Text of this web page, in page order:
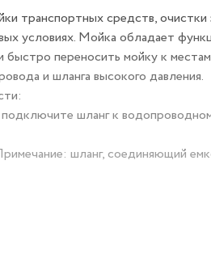
транспортных средств, очистки
условиях. Мойка обладает
быстро переносить мойку к
и шланга высокого давления.
шланг к
шланг, соединяющий